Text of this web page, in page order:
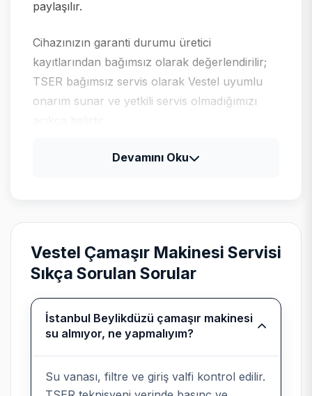
paylaşılır.
Cihazınızın garanti durumu üretici
kayıtlarından bağımsız olarak değerlendirilir;
TSER bağımsız servis olarak Vestel uyumlu
onarım sunar ve yetkili servis olmadığımızı
sürücü ayrımı yapılır.
Bağımsız kurumsal servis
beyanı
Teknik Servis
, Vestel cihazlarında
Devamını Oku
Vestel Çamaşır Makinesi Servisi
Sıkça Sorulan Sorular
İstanbul Beylikdüzü çamaşır makinesi
su almıyor, ne yapmalıyım?
Su vanası, filtre ve giriş valfi kontrol edilir.